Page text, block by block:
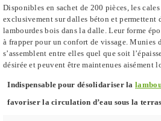
Disponibles en sachet de 200 pièces, les
exclusivement sur dalles béton et permettent
lambourdes bois dans la dalle. Leur forme
à frapper pour un confort de vissage. Munies
s’assemblent entre elles quel que soit
désirée et peuvent être maintenues aisément
Indispensable pour désolidariser la
favoriser la circulation d’eau sous la